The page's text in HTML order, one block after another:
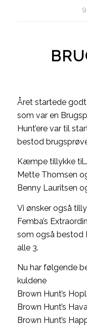
Året startede
som var en
Hunt’ere var til
bestod
Kæmpe tillykke
Mette Thomsen
Benny Lauritsen
Vi ønsker også
Femba’s
som også bestod
alle 3.
Nu har følgende
kuldene
Brown Hunt’s
Brown Hunt’s
Brown Hunt’s